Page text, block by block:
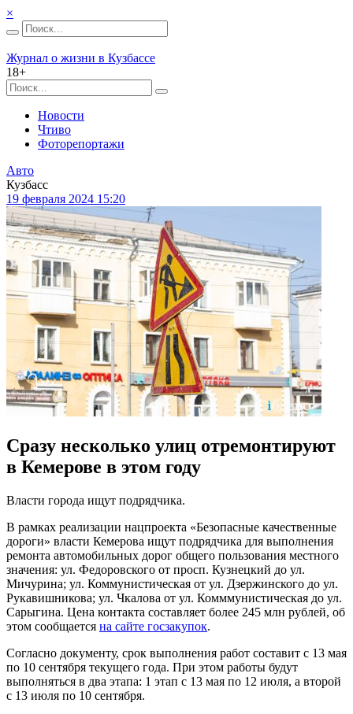
×
Журнал о жизни в Кузбассе
18+
Новости
Чтиво
Фоторепортажи
Авто
Кузбасс
19 февраля 2024 15:20
Сразу несколько улиц отремонтируют
в Кемерове в этом году
Власти города ищут подрядчика.
В рамках реализации нацпроекта «Безопасные качественные
дороги» власти Кемерова ищут подрядчика для выполнения
ремонта автомобильных дорог общего пользования местного
значения: ул. Федоровского от просп. Кузнецкий до ул.
Мичурина; ул. Коммунистическая от ул. Дзержинского до ул.
Рукавишникова; ул. Чкалова от ул. Комммунистическая до ул.
Сарыгина. Цена контакта составляет более 245 млн рублей, об
этом сообщается на сайте госзакупок.
Согласно документу, срок выполнения работ составит с 13 мая
по 10 сентября текущего года. При этом работы будут
выполняться в два этапа: 1 этап с 13 мая по 12 июля, а второй
с 13 июля по 10 сентября.